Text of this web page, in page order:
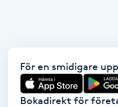
BIAB
Blowout
För en smidigare
Bokadirekt för